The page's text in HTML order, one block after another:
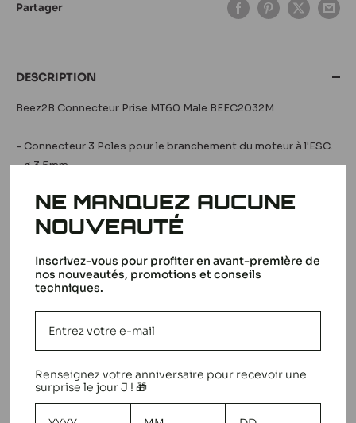
Partager
DESCRIPTION
Beez2B Connecteur Prise MT60 Male BEEC2032M
- Connecteur 3 Poles pour le branchement du moteur à l'ESC.
- ø 3.5mm
Voir plus
LA MARQUE BEEZ2 B
Beez2B Connecteur Prise MT60 Male BEEC2032M
NE MANQUEZ AUCUNE
NOUVEAUTÉ
Inscrivez-vous pour profiter en avant-première de
nos nouveautés, promotions et conseils
techniques.
Renseignez votre anniversaire pour recevoir une
surprise le jour J ! 🎁